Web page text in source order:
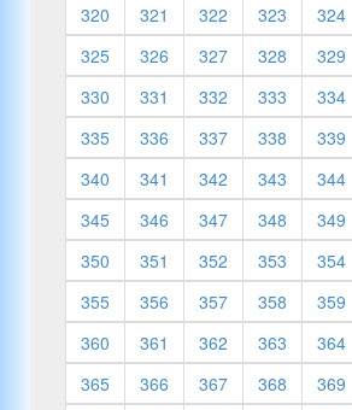
320
321 322 323
324
325
326 327 328
329
330
331 332 333
334
335
336 337 338
339
340
341 342 343
344
345
346 347 348
349
350
351 352 353
354
355
356 357 358
359
360
361 362 363
364
365
366 367 368
369